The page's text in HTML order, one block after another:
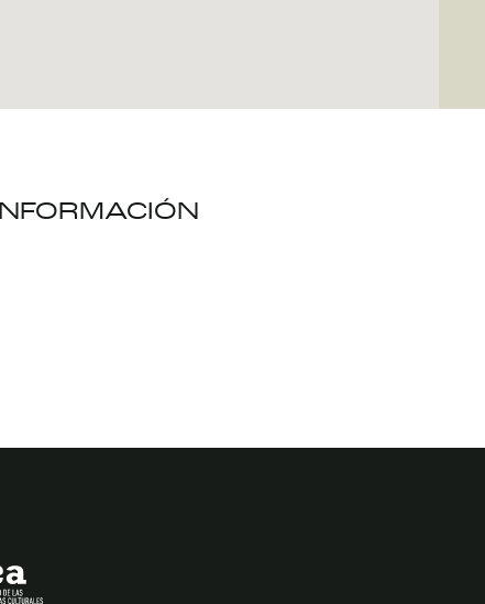
INFORMACIÓN